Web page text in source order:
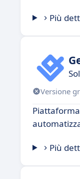
Più
Versione
Più